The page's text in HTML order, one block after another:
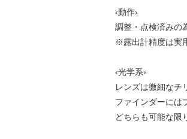
‹動作›
調整・点検済みの
※露出計精度は実
‹光学系›
レンズは微細なチ
ファインダーには
どちらも可能な限